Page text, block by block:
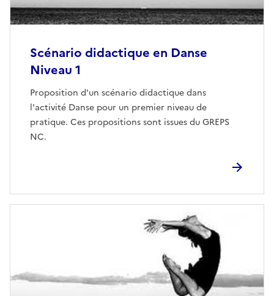
Scénario didactique en Danse
Niveau 1
Proposition d'un scénario didactique dans
l'activité Danse pour un premier niveau de
pratique. Ces propositions sont issues du GREPS
NC.